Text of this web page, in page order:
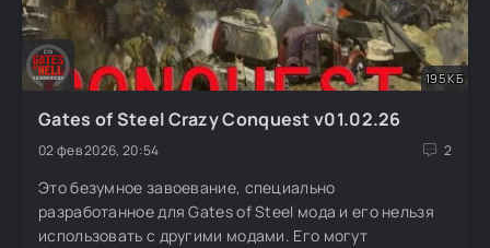
195 КБ
Gates of Steel Crazy Conquest v01.02.26
02 фев 2026, 20:54 2
Это безумное завоевание, специально
разработанное для Gates of Steel мода и его нельзя
использовать с другими модами. Его могут